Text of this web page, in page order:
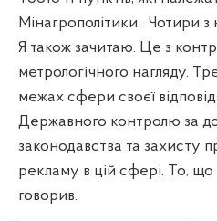
Мінагрополітики. Чотири з
Я також зачитаю. Це з
метрологічного нагляду.
межах сфери своєї
Державного контролю за
законодавства та захисту
рекламу в цій сфері. То, що
говорив.